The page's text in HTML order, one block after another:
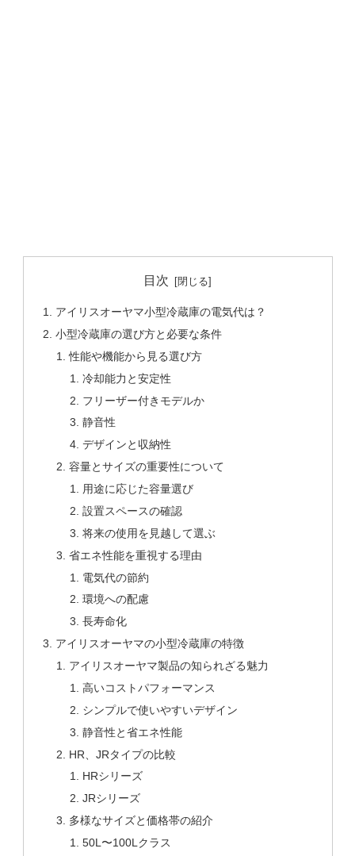
目次
アイリスオーヤマ小型冷蔵庫の電気代は？
小型冷蔵庫の選び方と必要な条件
性能や機能から見る選び方
冷却能力と安定性
フリーザー付きモデルか
静音性
デザインと収納性
容量とサイズの重要性について
用途に応じた容量選び
設置スペースの確認
将来の使用を見越して選ぶ
省エネ性能を重視する理由
電気代の節約
環境への配慮
長寿命化
アイリスオーヤマの小型冷蔵庫の特徴
アイリスオーヤマ製品の知られざる魅力
高いコストパフォーマンス
シンプルで使いやすいデザイン
静音性と省エネ性能
HR、JRタイプの比較
HRシリーズ
JRシリーズ
多様なサイズと価格帯の紹介
50L〜100Lクラス